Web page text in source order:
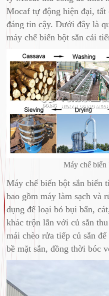
Mocaf tự động hiện đại, tất
đáng tin cậy. Dưới đây là
máy chế biến bột sắn cải
Máy chế biến
Máy chế biến bột sắn biến
bao gồm máy làm sạch và
dụng để loại bỏ bụi bẩn,
khác trộn lẫn với củ sắn
mái chèo rửa tiếp củ sắn
bề mặt sắn, đồng thời bóc